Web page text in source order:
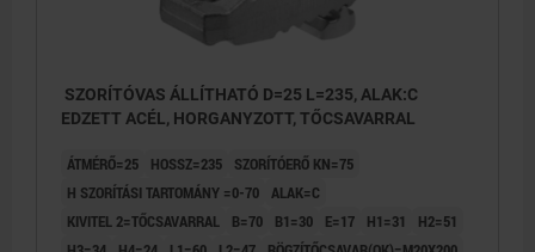
SZORÍTÓVAS ÁLLÍTHATÓ D=25 L=235, ALAK:C
EDZETT ACÉL, HORGANYZOTT, TŐCSAVARRAL
ÁTMÉRŐ=25 HOSSZ=235
SZORÍTÓERŐ KN=75
H SZORÍTÁSI TARTOMÁNY =0-70 ALAK=C
KIVITEL 2=TŐCSAVARRAL
B=70 B1=30 E=17 H1=31
H2=51